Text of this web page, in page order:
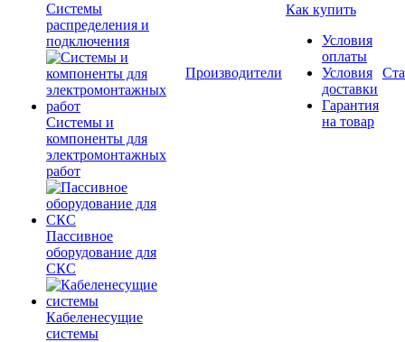
Системы
распределения и
подключения
Системы и
компоненты для
электромонтажных
работ
Пассивное
оборудование для
СКС
Кабеленесущие
системы
Производители
Как купить
Условия
оплаты
Условия
доставки
Гарантия
на товар